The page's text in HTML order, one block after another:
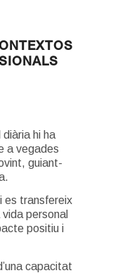
hi ha
a vegades
guiant-
es transfereix
personal
positiu i
capacitat